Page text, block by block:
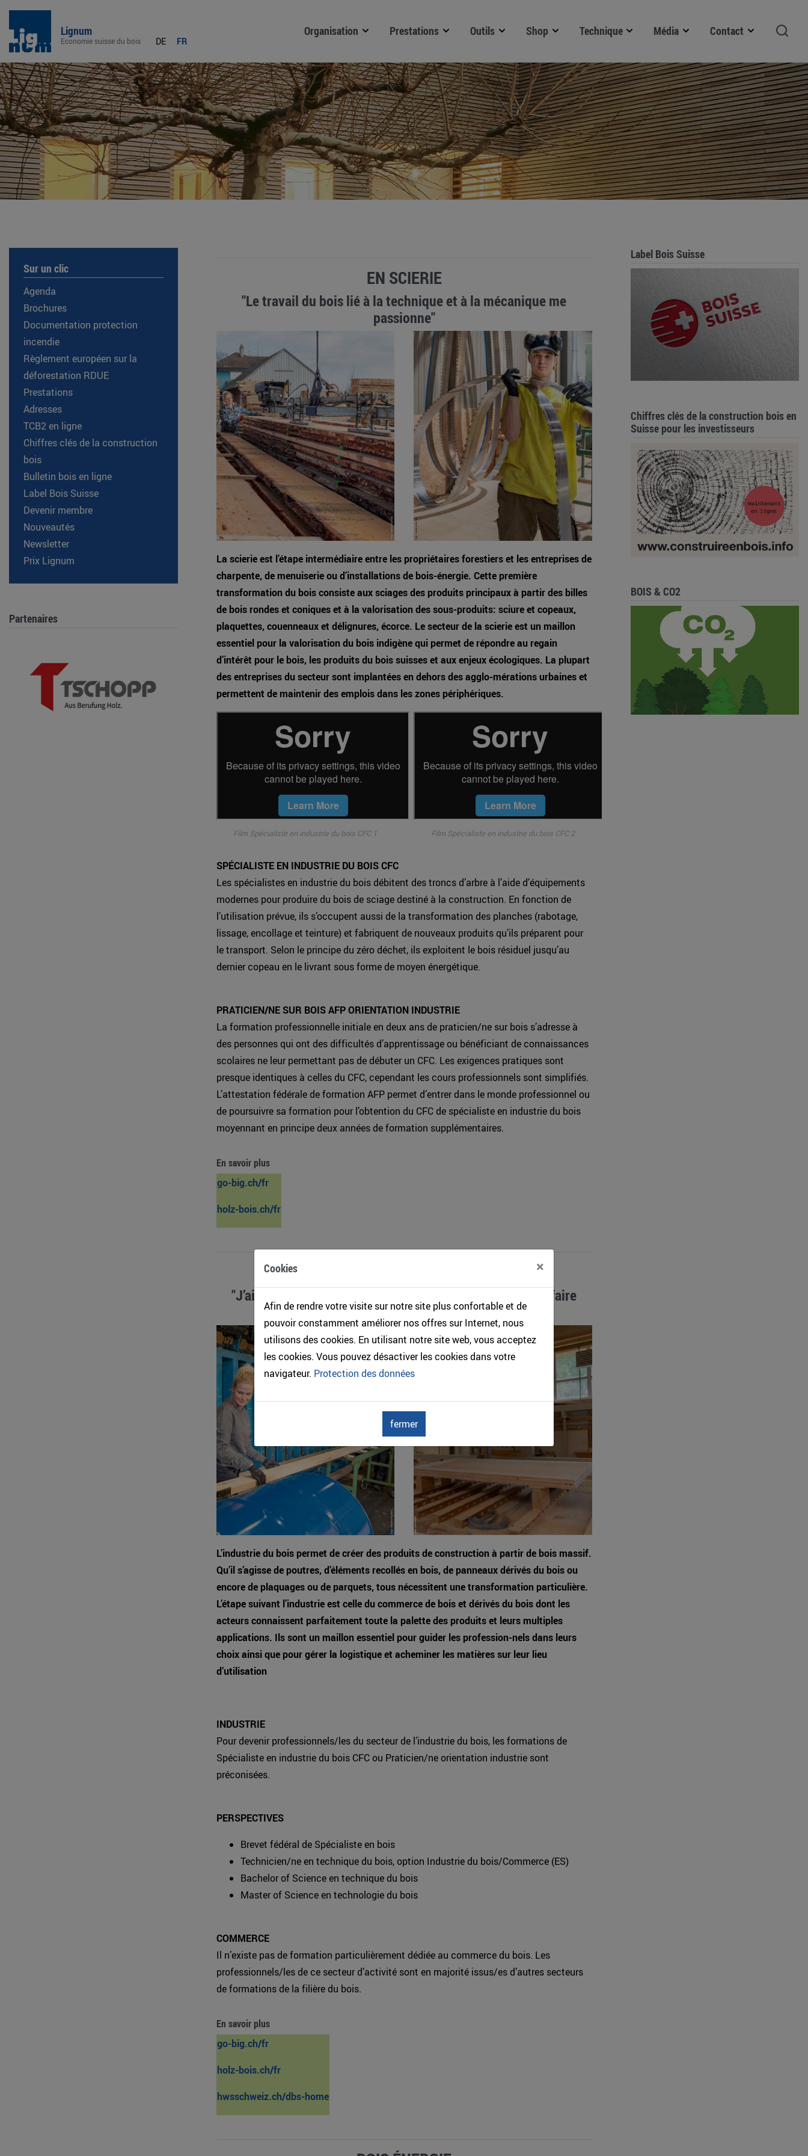
Cookies ×
Afin de rendre votre visite sur notre site plus confortable et de
pouvoir constamment améliorer nos offres sur Internet, nous
utilisons des cookies. En utilisant notre site web, vous acceptez
les cookies. Vous pouvez désactiver les cookies dans votre
navigateur. Protection des données
fermer
Lignum
Economie suisse du bois DE FR
Organisation Prestations Outils Shop Technique Média Contact
Sur un clic
Agenda
Brochures
Documentation protection
incendie
Règlement européen sur la
déforestation RDUE
Prestations
Adresses
TCB2 en ligne
Chiffres clés de la construction
bois
Bulletin bois en ligne
Label Bois Suisse
Devenir membre
Nouveautés
Newsletter
Prix Lignum
Partenaires
EN SCIERIE
"Le travail du bois lié à la technique et à la mécanique me
passionne"
La scierie est l’étape intermédiaire entre les propriétaires forestiers et les entreprises de
charpente, de menuiserie ou d’installations de bois-énergie. Cette première
transformation du bois consiste aux sciages des produits principaux à partir des billes
de bois rondes et coniques et à la valorisation des sous-produits: sciure et copeaux,
plaquettes, couenneaux et délignures, écorce. Le secteur de la scierie est un maillon
essentiel pour la valorisation du bois indigène qui permet de répondre au regain
d’intérêt pour le bois, les produits du bois suisses et aux enjeux écologiques. La plupart
des entreprises du secteur sont implantées en dehors des agglo-mérations urbaines et
permettent de maintenir des emplois dans les zones périphériques.
Film Spécialiste en industrie du bois CFC 1 Film Spécialiste en industrie du bois CFC 2
SPÉCIALISTE EN INDUSTRIE DU BOIS CFC
Les spécialistes en industrie du bois débitent des troncs d’arbre à l’aide d’équipements
modernes pour produire du bois de sciage destiné à la construction. En fonction de
l’utilisation prévue, ils s’occupent aussi de la transformation des planches (rabotage,
lissage, encollage et teinture) et fabriquent de nouveaux produits qu’ils préparent pour
le transport. Selon le principe du zéro déchet, ils exploitent le bois résiduel jusqu’au
dernier copeau en le livrant sous forme de moyen énergétique.
PRATICIEN/NE SUR BOIS AFP ORIENTATION INDUSTRIE
La formation professionnelle initiale en deux ans de praticien/ne sur bois s’adresse à
des personnes qui ont des difficultés d’apprentissage ou bénéficiant de connaissances
scolaires ne leur permettant pas de débuter un CFC. Les exigences pratiques sont
presque identiques à celles du CFC, cependant les cours professionnels sont simplifiés.
L’attestation fédérale de formation AFP permet d’entrer dans le monde professionnel ou
de poursuivre sa formation pour l’obtention du CFC de spécialiste en industrie du bois
moyennant en principe deux années de formation supplémentaires.
En savoir plus
go-big.ch/fr
holz-bois.ch/fr
"J’aime la combinaison entre la technologie et le savoir-faire
traditionnel"
L’industrie du bois permet de créer des produits de construction à partir de bois massif.
Qu’il s’agisse de poutres, d’éléments recollés en bois, de panneaux dérivés du bois ou
encore de plaquages ou de parquets, tous nécessitent une transformation particulière.
L’étape suivant l’industrie est celle du commerce de bois et dérivés du bois dont les
acteurs connaissent parfaitement toute la palette des produits et leurs multiples
applications. Ils sont un maillon essentiel pour guider les profession-nels dans leurs
choix ainsi que pour gérer la logistique et acheminer les matières sur leur lieu
d’utilisation
INDUSTRIE
Pour devenir professionnels/les du secteur de l’industrie du bois, les formations de
Spécialiste en industrie du bois CFC ou Praticien/ne orientation industrie sont
préconisées.
PERSPECTIVES
Brevet fédéral de Spécialiste en bois
Technicien/ne en technique du bois, option Industrie du bois/Commerce (ES)
Bachelor of Science en technique du bois
Master of Science en technologie du bois
COMMERCE
Il n’existe pas de formation particulièrement dédiée au commerce du bois. Les
professionnels/les de ce secteur d’activité sont en majorité issus/es d’autres secteurs
de formations de la filière du bois.
En savoir plus
go-big.ch/fr
holz-bois.ch/fr
hwsschweiz.ch/dbs-home
Label Bois Suisse
Chiffres clés de la construction bois en
Suisse pour les investisseurs
BOIS & CO2